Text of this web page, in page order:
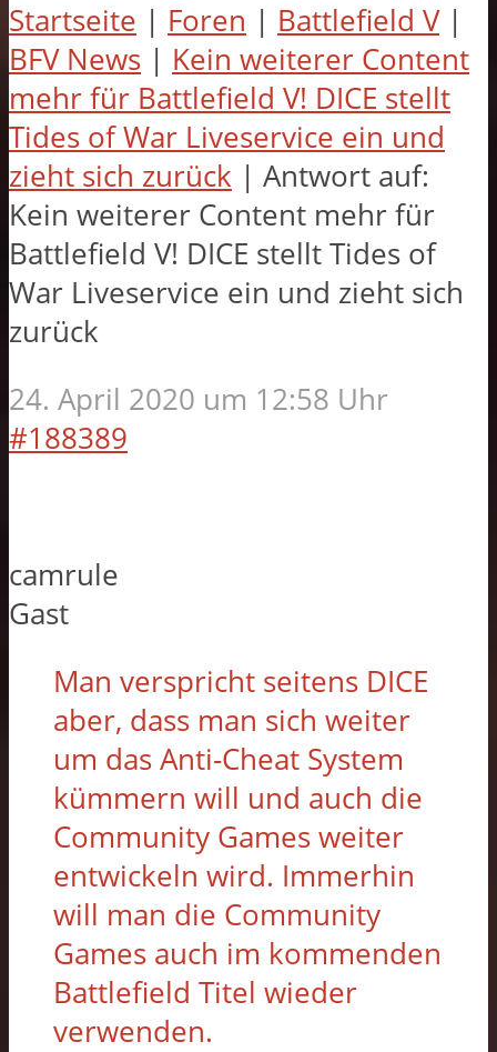
Startseite | Foren | Battlefield V |
BFV News | Kein weiterer Content
mehr für Battlefield V! DICE stellt
Tides of War Liveservice ein und
zieht sich zurück | Antwort auf:
Kein weiterer Content mehr für
Battlefield V! DICE stellt Tides of
War Liveservice ein und zieht sich
zurück
24. April 2020 um 12:58 Uhr
#188389
camrule
Gast
Man verspricht seitens DICE
aber, dass man sich weiter
um das Anti-Cheat System
kümmern will und auch die
Community Games weiter
entwickeln wird. Immerhin
will man die Community
Games auch im kommenden
Battlefield Titel wieder
verwenden.